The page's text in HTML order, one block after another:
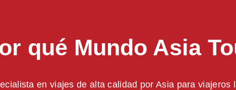
qué Mundo Asia
en viajes de alta calidad por Asia para viajeros